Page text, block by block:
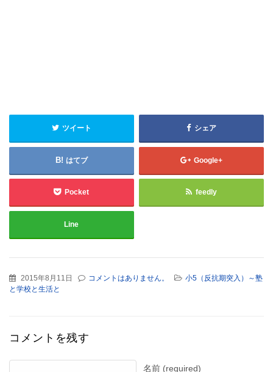
ツイート シェア
はてブ Google+
Pocket feedly
Line
2015年8月11日 コメントはありません。
小5（反抗期突入）～塾
と学校と生活と
コメントを残す
名前 (required)